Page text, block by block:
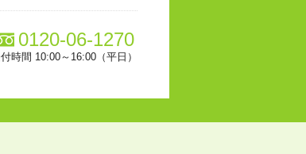
0120-06-1270
時間 10:00～16:00（平日）